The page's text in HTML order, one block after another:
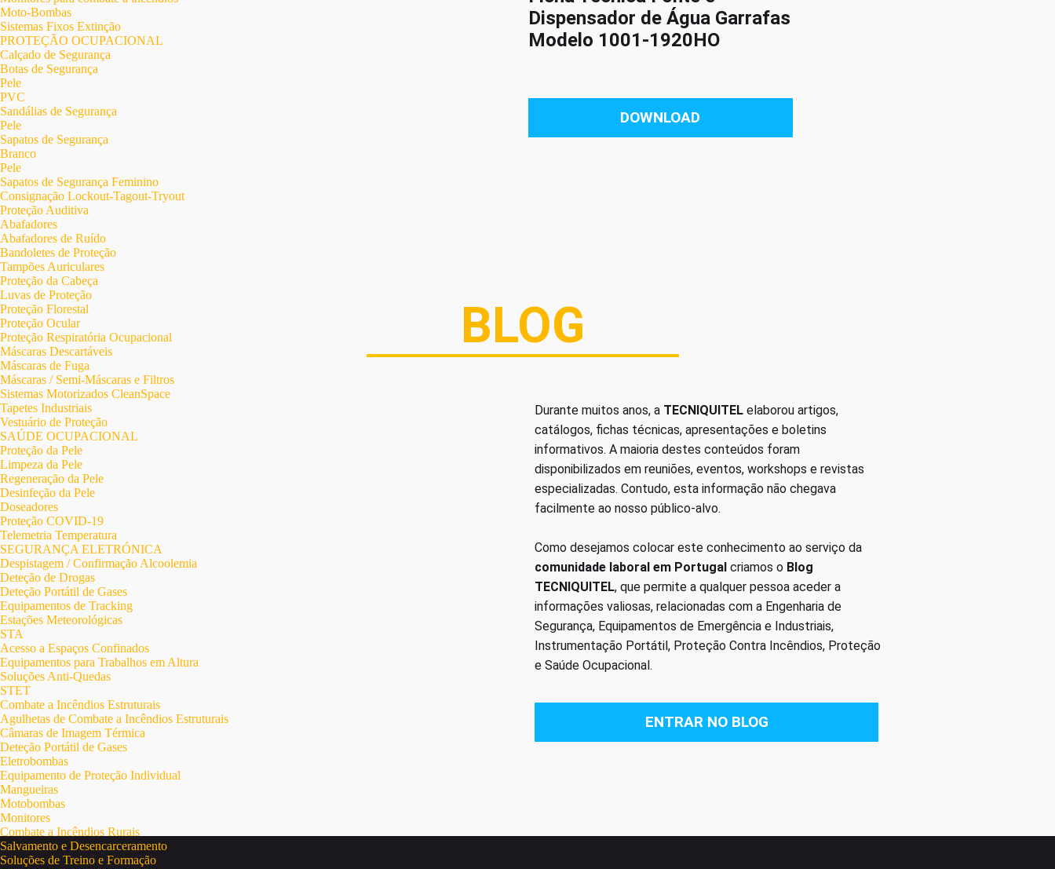
Moto-Bombas
Sistemas Fixos Extinção
PROTEÇÃO OCUPACIONAL
Calçado de Segurança
Botas de Segurança
Pele
PVC
Sandálias de Segurança
Pele
Sapatos de Segurança
Branco
Pele
Sapatos de Segurança Feminino
Consignação Lockout-Tagout-Tryout
Proteção Auditiva
Abafadores
Abafadores de Ruído
Bandoletes de Proteção
Tampões Auriculares
Proteção da Cabeça
Luvas de Proteção
Proteção Florestal
Proteção Ocular
Proteção Respiratória Ocupacional
Máscaras Descartáveis
Máscaras de Fuga
Máscaras / Semi-Máscaras e Filtros
Sistemas Motorizados CleanSpace
Tapetes Industriais
Vestuário de Proteção
SAÚDE OCUPACIONAL
Proteção da Pele
Limpeza da Pele
Regeneração da Pele
Desinfeção da Pele
Doseadores
Proteção COVID-19
Telemetria Temperatura
SEGURANÇA ELETRÓNICA
Despistagem / Confirmação Alcoolemia
Deteção de Drogas
Deteção Portátil de Gases
Equipamentos de Tracking
Estações Meteorológicas
STA
Acesso a Espaços Confinados
Equipamentos para Trabalhos em Altura
Soluções Anti-Quedas
STET
Combate a Incêndios Estruturais
Agulhetas de Combate a Incêndios Estruturais
Câmaras de Imagem Térmica
Deteção Portátil de Gases
Eletrobombas
Equipamento de Proteção Individual
Mangueiras
Motobombas
Monitores
Combate a Incêndios Rurais
Salvamento e Desencarceramento
Soluções de Treino e Formação
Dispensador de Água Garrafas
Modelo 1001-1920HO
DOWNLOAD
BLOG
Durante muitos anos, a TECNIQUITEL elaborou artigos,
catálogos, fichas técnicas, apresentações e boletins
informativos. A maioria destes conteúdos foram
disponibilizados em reuniões, eventos, workshops e revistas
especializadas. Contudo, esta informação não chegava
facilmente ao nosso público-alvo.
Como desejamos colocar este conhecimento ao serviço da
comunidade laboral em Portugal criamos o Blog
TECNIQUITEL, que permite a qualquer pessoa aceder a
informações valiosas, relacionadas com a Engenharia de
Segurança, Equipamentos de Emergência e Industriais,
Instrumentação Portátil, Proteção Contra Incêndios, Proteção
e Saúde Ocupacional.
ENTRAR NO BLOG